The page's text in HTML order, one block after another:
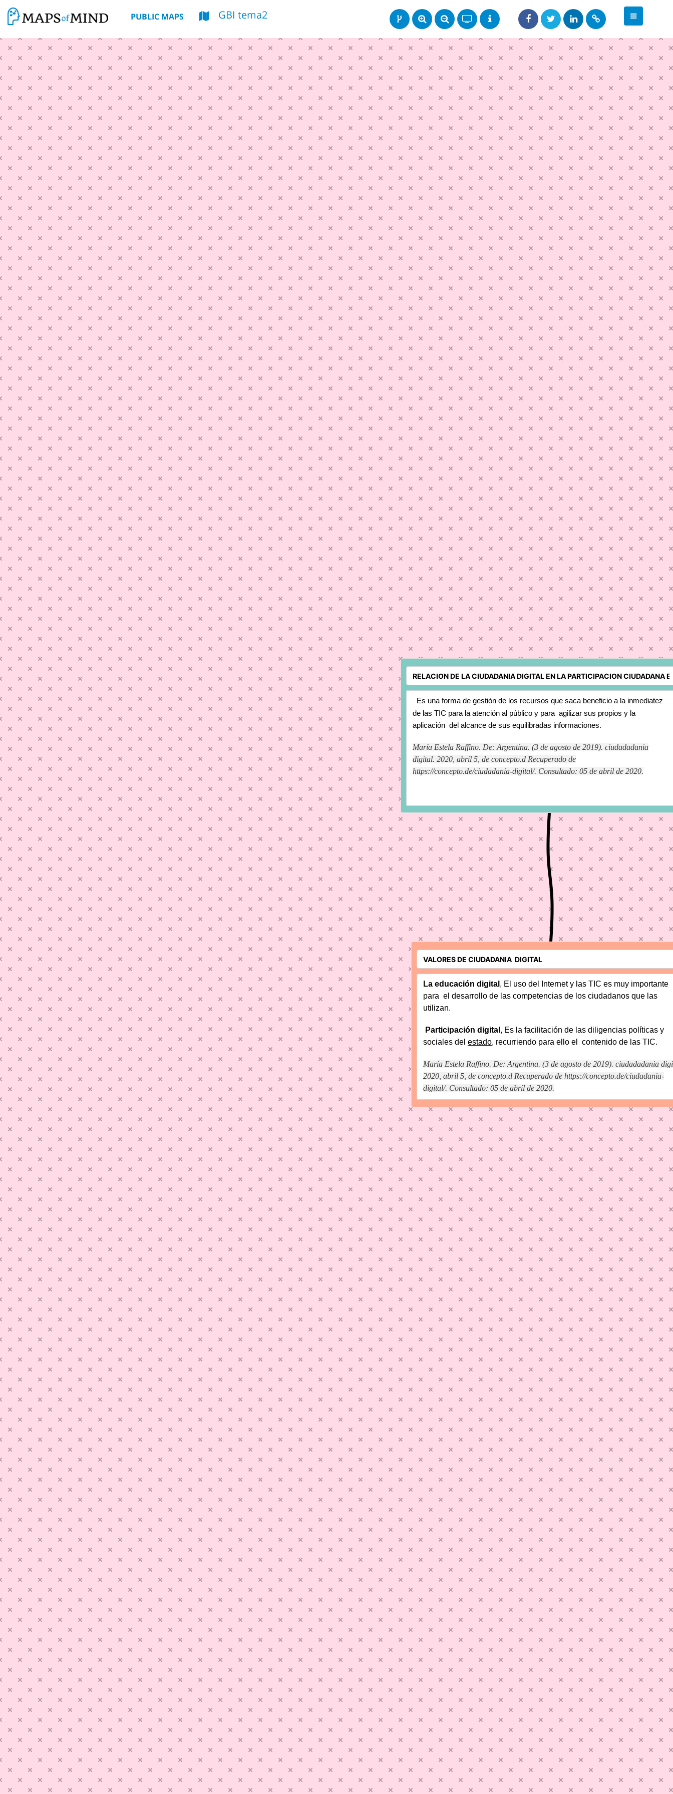
PUBLIC MAPS GBI tema2
Es una forma de gestión de los recursos que saca beneficio a la inmediatez
de las TIC para la atención al público y para agilizar sus propios y la
aplicación del alcance de sus equilibradas informaciones.
María Estela Raffino. De: Argentina. (3 de agosto de 2019). ciudadadania
digital. 2020, abril 5, de concepto.d Recuperado de
https://concepto.de/ciudadania-digital/. Consultado: 05 de abril de 2020.
La educación digital , El uso del Internet y las TIC es muy importante
para el desarrollo de las competencias de los ciudadanos que las
utilizan.
Participación digital , Es la facilitación de las diligencias políticas y
sociales del estado, recurriendo para ello el contenido de las TIC.
María Estela Raffino. De: Argentina. (3 de agosto de 2019). ciudadadania
2020, abril 5, de concepto.d Recuperado de https://concepto.de/ciudadania-
digital/. Consultado: 05 de abril de 2020.